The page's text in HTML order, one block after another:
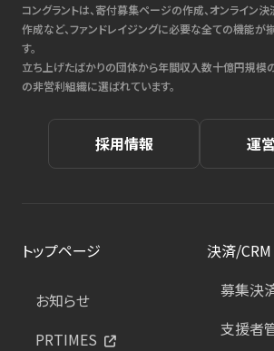
コングラントは、寄付募集ページの作成、オンライン
作成など、ファンドレイジングに必要な全ての機能が
す。
立ち上げたばかりの団体から年間収入数十億円規模
の非営利組織に選ばれています。
採用情報 運
トップページ
お知らせ
PRTIMES
決済/CRM
募集決
支援者